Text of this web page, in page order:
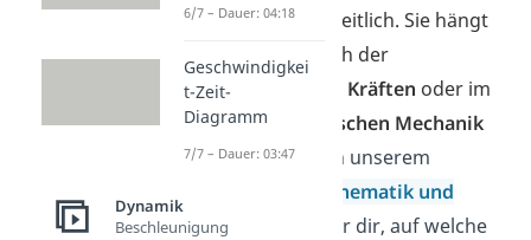
nicht immer einheitlich. Sie hängt
davon ab, ob nach der
Anwesenheit von Kräften oder im
Sinne der
technischen Mechanik
unterteilt wird.
In unserem
Kinematik und
Kinetik
zeigen wir dir, auf welche
6/7 – Dauer: 04:18
Geschwindigkei
t-Zeit-
Diagramm
7/7 – Dauer: 03:47
Dynamik
Beschleunigung